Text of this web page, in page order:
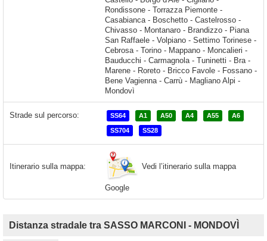
Strade sul percorso: SS64 A1 A50 A4 A55 A6
SS704 SS28
Itinerario sulla mappa: Vedi l’itinerario sulla mappa
Google
Distanza stradale tra SASSO MARCONI - MONDOVÌ